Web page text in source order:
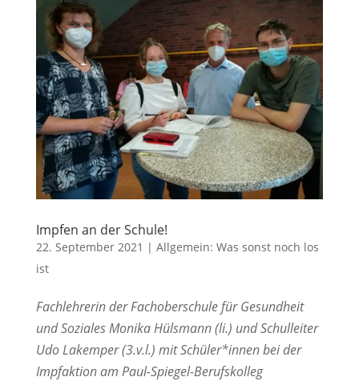
Impfen an der Schule!
22. September 2021 | Allgemein: Was sonst noch los
ist
Fachlehrerin der Fachoberschule für Gesundheit
und Soziales Monika Hülsmann (li.) und Schulleiter
Udo Lakemper (3.v.l.) mit Schüler*innen bei der
Impfaktion am Paul-Spiegel-Berufskolleg